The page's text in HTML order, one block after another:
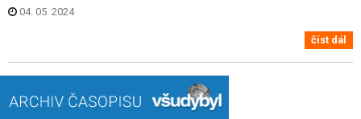
04. 05. 2024
číst dál